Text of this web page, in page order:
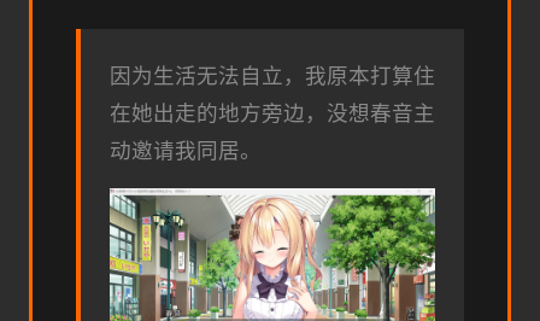
因为生活无法自立，我原本打算住
在她出走的地方旁边，没想春音主
动邀请我同居。